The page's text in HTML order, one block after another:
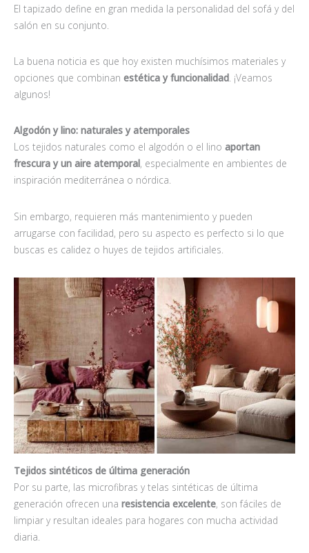
El tapizado define en gran medida la personalidad del sofá y del
salón en su conjunto.
La buena noticia es que hoy existen muchísimos materiales y
opciones que combinan estética y funcionalidad. ¡Veamos
algunos!
Algodón y lino: naturales y atemporales
Los tejidos naturales como el algodón o el lino aportan
frescura y un aire atemporal, especialmente en ambientes de
inspiración mediterránea o nórdica.
Sin embargo, requieren más mantenimiento y pueden
arrugarse con facilidad, pero su aspecto es perfecto si lo que
buscas es calidez o huyes de tejidos artificiales.
Tejidos sintéticos de última generación
Por su parte, las microfibras y telas sintéticas de última
generación ofrecen una resistencia excelente, son fáciles de
limpiar y resultan ideales para hogares con mucha actividad
diaria.